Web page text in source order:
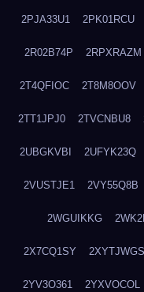
2PJA33U1 2PK01RCU
2R02B74P 2RPXRAZM
2T4QFIOC 2T8M8OOV
2TT1JPJ0 2TVCNBU8
2UBGKVBI 2UFYK23Q
2VUSTJE1 2VY55Q8B
2WGUIKKG
2X7CQ1SY 2XYTJWGS
2YV3O361 2YXVOCOL